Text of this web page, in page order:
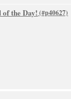
of the Day!